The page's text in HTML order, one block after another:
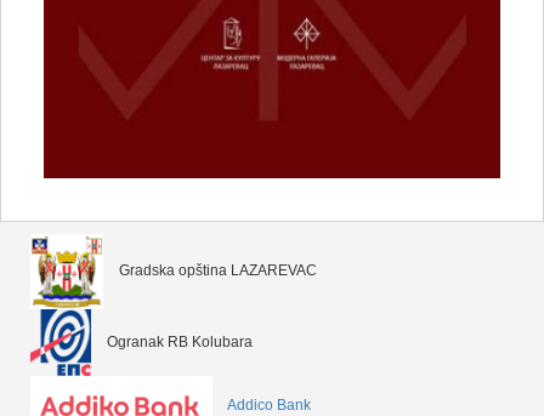
Gradska opština LAZAREVAC
Ogranak RB Kolubara
Addico Bank